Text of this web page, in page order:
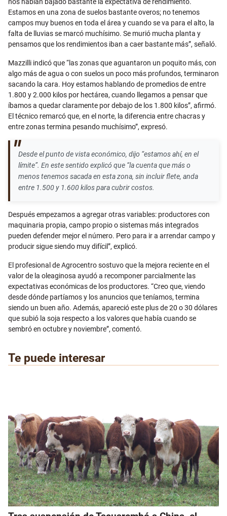
Estamos en una zona de suelos bastante overos; no tenemos
campos muy buenos en toda el área y cuando se va para el alto, la
falta de lluvias se marcó muchísimo. Se murió mucha planta y
pensamos que los rendimientos iban a caer bastante más”, señaló.
Mazzilli indicó que “las zonas que aguantaron un poquito más, con
algo más de agua o con suelos un poco más profundos, terminaron
sacando la cara. Hoy estamos hablando de promedios de entre
1.800 y 2.000 kilos por hectárea, cuando llegamos a pensar que
íbamos a quedar claramente por debajo de los 1.800 kilos”, afirmó.
El técnico remarcó que, en el norte, la diferencia entre chacras y
entre zonas termina pesando muchísimo”, expresó.
Desde el punto de vista económico, dijo “estamos ahí, en el
límite”. En este sentido explicó que “la cuenta que más o
menos tenemos sacada en esta zona, sin incluir flete, anda
entre 1.500 y 1.600 kilos para cubrir costos.
Después empezamos a agregar otras variables: productores con
maquinaria propia, campo propio o sistemas más integrados
pueden defender mejor el número. Pero para ir a arrendar campo y
producir sigue siendo muy difícil”, explicó.
El profesional de Agrocentro sostuvo que la mejora reciente en el
valor de la oleaginosa ayudó a recomponer parcialmente las
expectativas económicas de los productores. “Creo que, viendo
desde dónde partíamos y los anuncios que teníamos, termina
siendo un buen año. Además, apareció este plus de 20 o 30 dólares
que subió la soja respecto a los valores que había cuando se
sembró en octubre y noviembre”, comentó.
Te puede interesar